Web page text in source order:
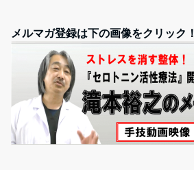
メルマガ登録は下の画像をクリック！